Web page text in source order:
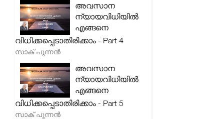
അവസാന
ന്യായവിധിയിൽ
എങ്ങനെ
വിധിക്കപ്പെടാതിരിക്കാം - Part 4
സാക് പുന്നൻ
അവസാന
ന്യായവിധിയിൽ
എങ്ങനെ
വിധിക്കപ്പെടാതിരിക്കാം - Part 5
സാക് പുന്നൻ